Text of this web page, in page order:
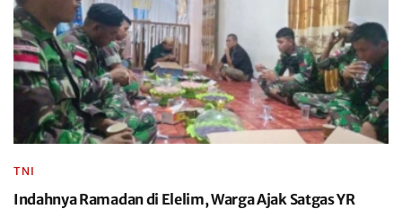
TNI
Indahnya Ramadan di Elelim, Warga Ajak Satgas YR